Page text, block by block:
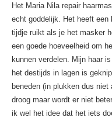
Het Maria Nila repair
echt goddelijk. Het heeft een
tijdje ruikt als je het masker
een goede hoeveelheid om
kunnen verdelen. Mijn haar
het destijds in lagen is
beneden (in plukken dus niet
droog maar wordt er niet
ik wel het idee dat het iets